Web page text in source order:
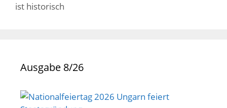
ist historisch
Ausgabe 8/26